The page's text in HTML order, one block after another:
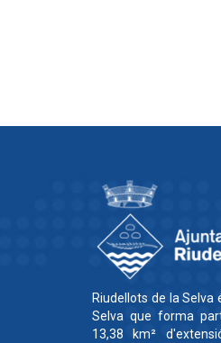
Riudellots de la
Selva que forma
13,38 km²